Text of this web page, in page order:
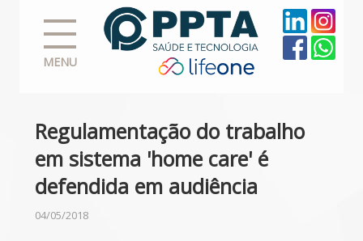
MENU
Regulamentação do trabalho
em sistema 'home care' é
defendida em audiência
04/05/2018